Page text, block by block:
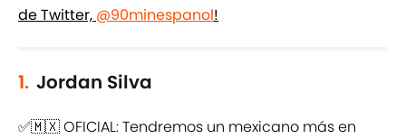
de Twitter, @90minespanol!
1. Jordan Silva
✅🇲🇽 OFICIAL: Tendremos un mexicano más en